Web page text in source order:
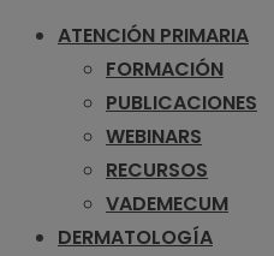
ATENCIÓN PRIMARIA
FORMACIÓN
PUBLICACIONES
WEBINARS
RECURSOS
VADEMECUM
DERMATOLOGÍA